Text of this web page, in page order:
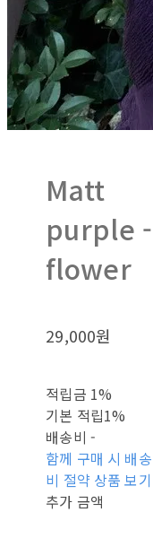
Matt
purple -
flower
29,000원
적립금 1%
기본 적립1%
배송비 -
함께 구매 시 배송
비 절약 상품 보기
추가 금액